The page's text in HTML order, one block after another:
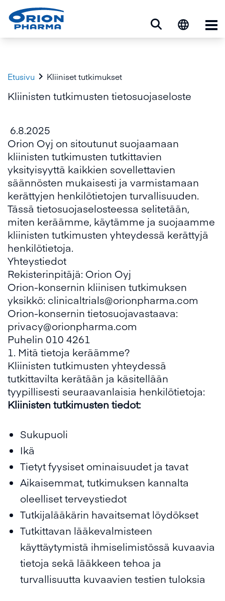
Etusivu  Kliiniset tutkimukset
Kliinisten tutkimusten tietosuojaseloste
6.8.2025
Orion Oyj on sitoutunut suojaamaan
kliinisten tutkimusten tutkittavien
yksityisyyttä kaikkien sovellettavien
säännösten mukaisesti ja varmistamaan
kerättyjen henkilötietojen turvallisuuden.
Tässä tietosuojaselosteessa selitetään,
miten keräämme, käytämme ja suojaamme
kliinisten tutkimusten yhteydessä kerättyjä
henkilötietoja.
Yhteystiedot
Rekisterinpitäjä: Orion Oyj
Orion-konsernin kliinisen tutkimuksen
yksikkö: clinicaltrials@orionpharma.com
Orion-konsernin tietosuojavastaava:
privacy@orionpharma.com
Puhelin 010 4261
1. Mitä tietoja keräämme?
Kliinisten tutkimusten yhteydessä
tutkittavilta kerätään ja käsitellään
tyypillisesti seuraavanlaisia henkilötietoja:
Kliinisten tutkimusten tiedot:
Sukupuoli
Ikä
Tietyt fyysiset ominaisuudet ja tavat
Aikaisemmat, tutkimuksen kannalta
oleelliset terveystiedot
Tutkijalääkärin havaitsemat löydökset
Tutkittavan lääkevalmisteen
käyttäytymistä ihmiselimistössä kuvaavia
tietoja sekä lääkkeen tehoa ja
turvallisuutta kuvaavien testien tuloksia